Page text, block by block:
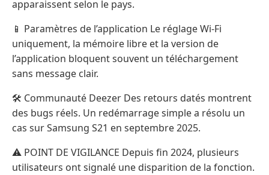
apparaissent selon le pays.
📱 Paramètres de l’application Le réglage Wi‑Fi
uniquement, la mémoire libre et la version de
l’application bloquent souvent un téléchargement
sans message clair.
🛠️ Communauté Deezer Des retours datés montrent
des bugs réels. Un redémarrage simple a résolu un
cas sur Samsung S21 en septembre 2025.
⚠️ POINT DE VIGILANCE Depuis fin 2024, plusieurs
utilisateurs ont signalé une disparition de la fonction.